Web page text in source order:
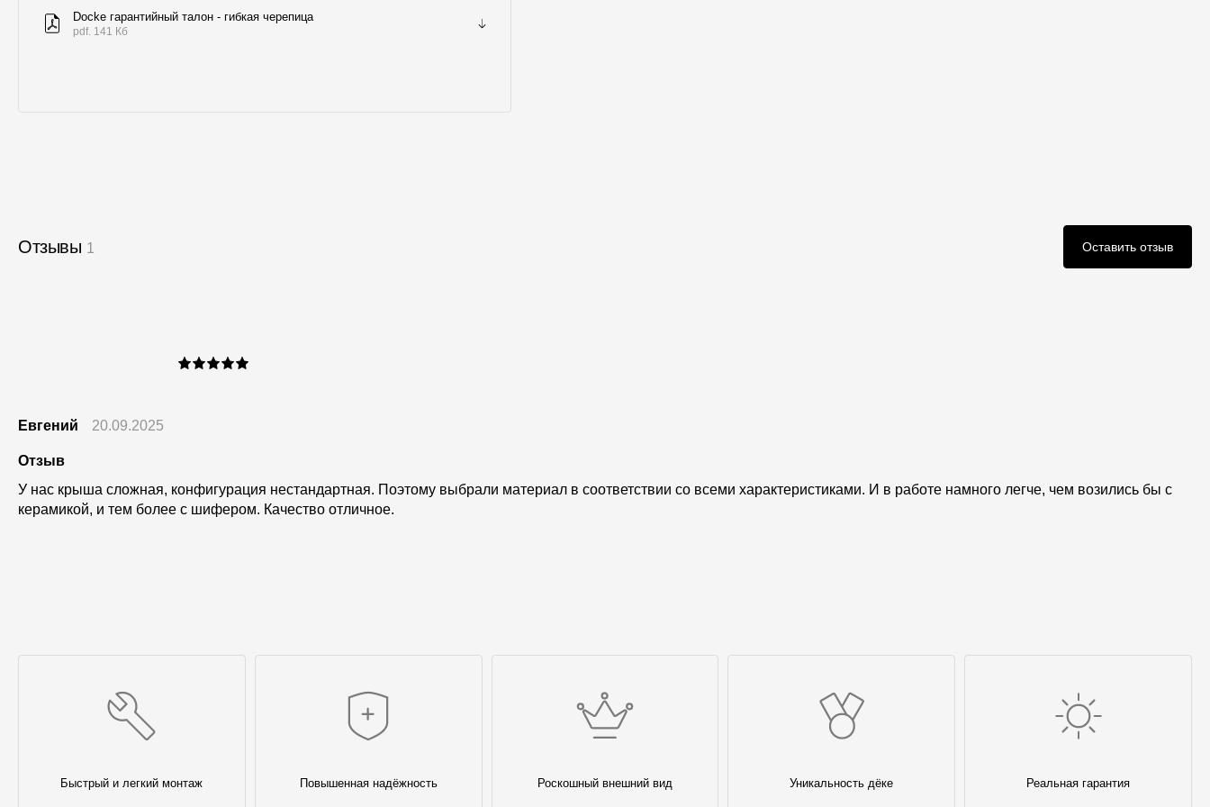
Docke гарантийный талон - гибкая черепица
pdf. 141 Кб
Отзывы 1 Оставить отзыв
Евгений 20.09.2025
Отзыв
У нас крыша сложная, конфигурация нестандартная. Поэтому выбрали материал в соответствии со всеми характеристиками. И в работе намного легче, чем возились бы с
керамикой, и тем более с шифером. Качество отличное.
Быстрый и легкий монтаж Повышенная надёжность Роскошный внешний вид Уникальность дёке Реальная гарантия